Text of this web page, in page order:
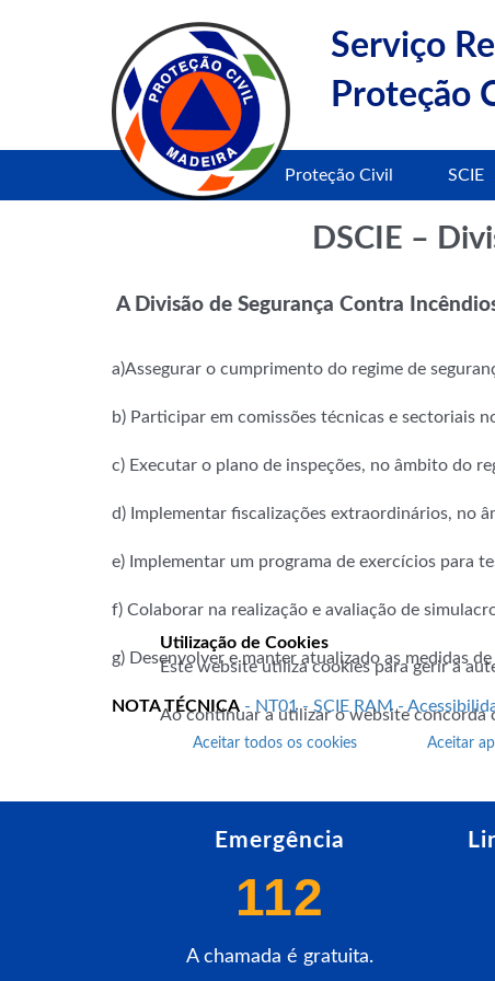
Serviço
Proteção
Proteção Civil SCIE
DSCIE –
A Divisão de Segurança Contra
a)Assegurar o cumprimento do regime de
b) Participar em comissões técnicas e sectoriais
c) Executar o plano de inspeções, no âmbito do
d) Implementar fiscalizações extraordinários, no
e) Implementar um programa de exercícios para
f) Colaborar na realização e avaliação de
g) Desenvolver e manter atualizado as medidas
NOTA TÉCNICA - NT01 - SCIE RAM -
Emergência
112
A chamada é gratuita.
Utilização de Cookies
Este website utiliza cookies para gerir a
Ao continuar a utilizar o website concorda
Aceitar todos os cookies Aceitar